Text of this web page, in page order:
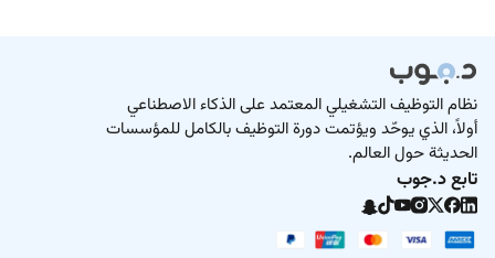
نظام التوظيف التشغيلي المعتمد على الذكاء الاصطناعي
أولاً، الذي يوحّد ويؤتمت دورة التوظيف بالكامل للمؤسسات
الحديثة حول العالم.
تابع د.جوب